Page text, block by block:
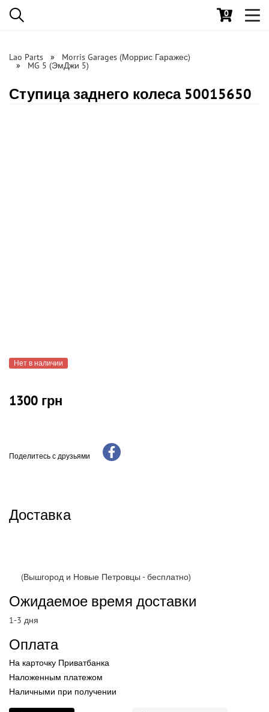
0
Lao Parts Morris Garages (Моррис Гаражес)
MG 5 (ЭмДжи 5)
Ступица заднего колеса 50015650
Нет в наличии
1300 грн
Поделитесь с друзьями
Доставка
(Вышгород и Новые Петровцы - бесплатно)
Ожидаемое время доставки
1-3 дня
Оплата
На карточку Приватбанка
Наложенным платежом
Наличными при получении